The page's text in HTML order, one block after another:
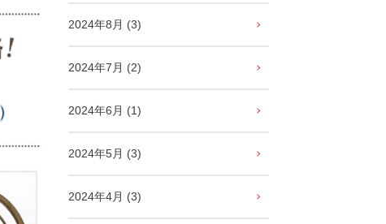
2024年8月 (3)
2024年7月 (2)
2024年6月 (1)
2024年5月 (3)
2024年4月 (3)